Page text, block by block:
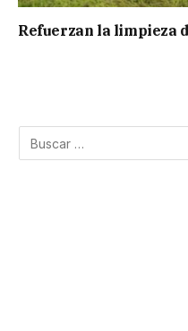
Refuerzan la limpieza